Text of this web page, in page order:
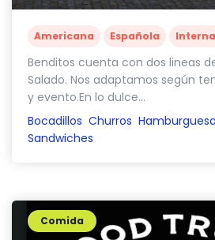
Americana Española
Benditos cuenta con dos lineas
Salado. Nos adaptamos según
y evento.En lo dulce...
Bocadillos Churros
Sandwiches
Comida